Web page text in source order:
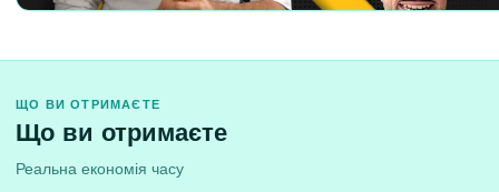
ЩО ВИ ОТРИМАЄТЕ
Що ви отримаєте
Реальна економія часу